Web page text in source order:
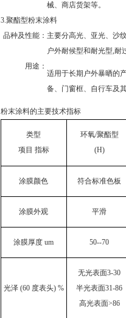
械、商店货架等。
3.聚酯型粉末涂料
品种及性能： 主要分高光、亚光、沙
户外耐候型和耐光型,耐
用途：
适用于长期户外暴晒的
备、门窗框、自行车及
粉末涂料的主要技术指标
类型
项目 指标
环氧/聚酯型
(H)
涂膜颜色 符合标准色板
涂膜外观 平滑
涂膜厚度 um 50--70
光泽 (60 度表头) %
无光表面3-30
半光表面31-86
高光表面>86